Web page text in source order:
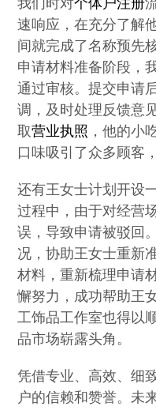
我们时对个体户注册
速响应，在充分了解
间就完成了名称预先
申请材料准备阶段，
通过审核。提交申请
调，及时处理反馈意
取营业执照 ，他的小
口味吸引了众多顾客
还有王女士计划开设
过程中，由于对经营
误，导致申请被驳回
况，协助王女士重新
材料，重新梳理申请
懈努力，成功帮助王
工饰品工作室也得以
品市场崭露头角。
凭借专业、高效、细
户的信赖和赞誉。未